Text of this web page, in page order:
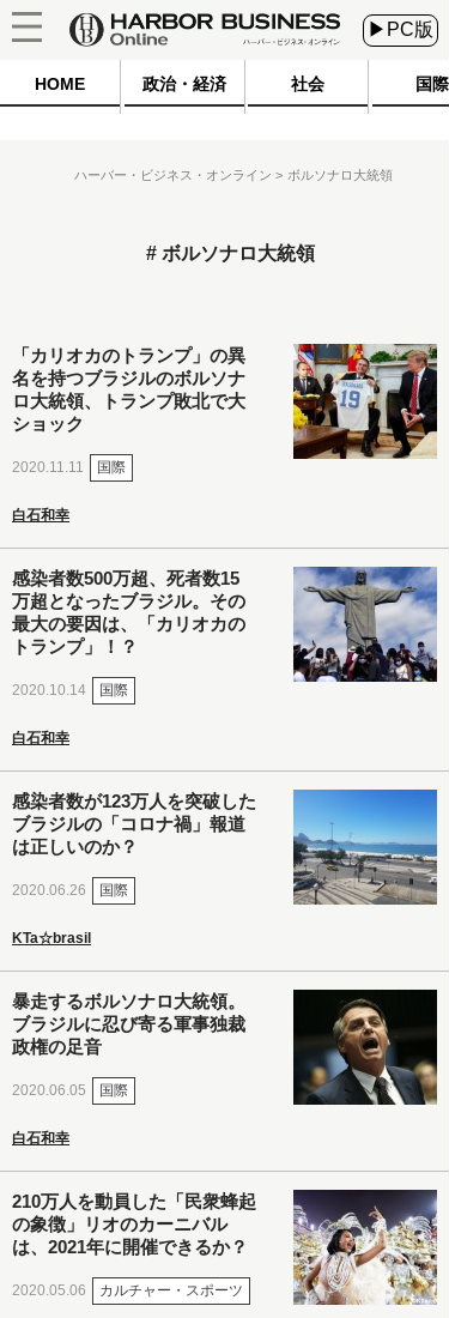
▶PC版
HOME 政治・経済 社会 国際
ハーバー・ビジネス・オンライン ボルソナロ大統領
ボルソナロ大統領
「カリオカのトランプ」の異
名を持つブラジルのボルソナ
ロ大統領、トランプ敗北で大
ショック
2020.11.11 国際
白石和幸
感染者数500万超、死者数15
万超となったブラジル。その
最大の要因は、「カリオカの
トランプ」！？
2020.10.14 国際
白石和幸
感染者数が123万人を突破した
ブラジルの「コロナ禍」報道
は正しいのか？
2020.06.26 国際
KTa☆brasil
暴走するボルソナロ大統領。
ブラジルに忍び寄る軍事独裁
政権の足音
2020.06.05 国際
白石和幸
210万人を動員した「民衆蜂起
の象徴」リオのカーニバル
は、2021年に開催できるか？
2020.05.06 カルチャー・スポーツ